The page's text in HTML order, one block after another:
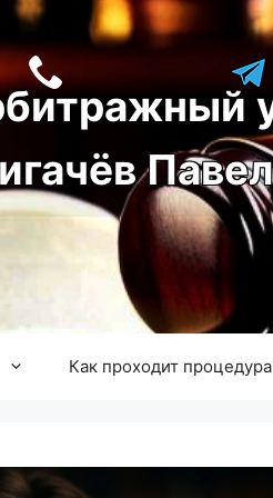
игачёв
Как проходит процедура